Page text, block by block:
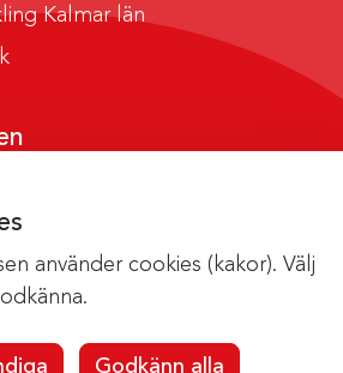
använder cookies (kakor). Välj
Godkänn alla
Kalmar län